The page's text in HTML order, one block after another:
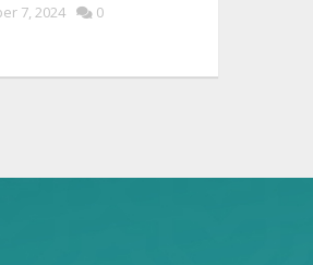
7, 2024 0